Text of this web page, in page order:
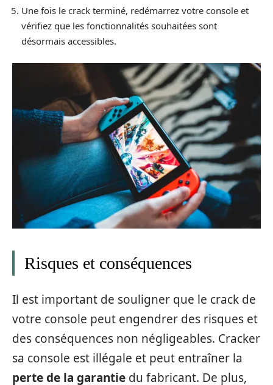
Une fois le crack terminé, redémarrez votre console et
vérifiez que les fonctionnalités souhaitées sont
désormais accessibles.
Risques et conséquences
Il est important de souligner que le crack de
votre console peut engendrer des risques et
des conséquences non négligeables. Cracker
sa console est illégale et peut entraîner la
perte de la garantie du fabricant. De plus,